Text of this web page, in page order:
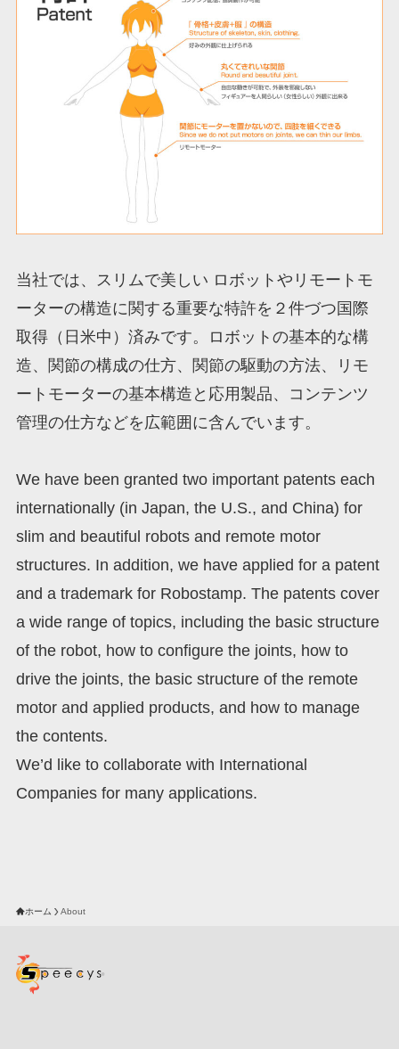
当社では、スリムで美しい ロボットやリモートモ
ーターの構造に関する重要な特許を２件づつ国際
取得（日米中）済みです。ロボットの基本的な構
造、関節の構成の仕方、関節の駆動の方法、リモ
ートモーターの基本構造と応用製品、コンテンツ
管理の仕方などを広範囲に含んでいます。
We have been granted two important patents each
internationally (in Japan, the U.S., and China) for
slim and beautiful robots and remote motor
structures. In addition, we have applied for a patent
and a trademark for Robostamp. The patents cover
a wide range of topics, including the basic structure
of the robot, how to configure the joints, how to
drive the joints, the basic structure of the remote
motor and applied products, and how to manage
the contents.
We’d like to collaborate with International
Companies for many applications.
ホーム About